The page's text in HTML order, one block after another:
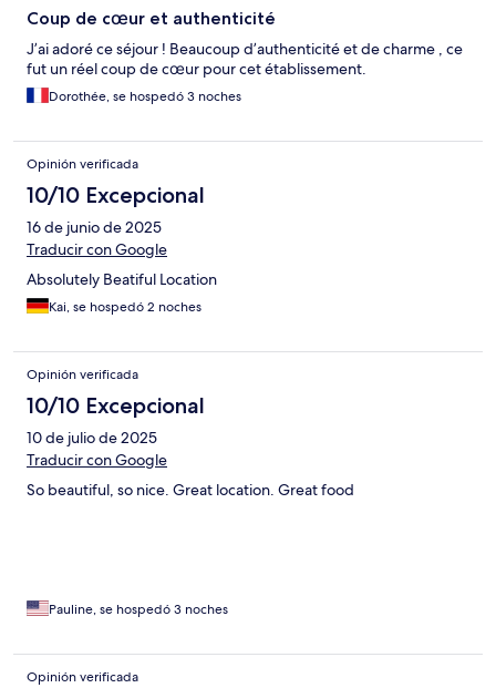
Coup de cœur et authenticité
J’ai adoré ce séjour ! Beaucoup d’authenticité et de charme , ce
fut un réel coup de cœur pour cet établissement.
Dorothée, se hospedó 3 noches
Opinión verificada
10/10 Excepcional
16 de junio de 2025
Traducir con Google
Absolutely Beatiful Location
Kai, se hospedó 2 noches
Opinión verificada
10/10 Excepcional
10 de julio de 2025
Traducir con Google
So beautiful, so nice. Great location. Great food
Pauline, se hospedó 3 noches
Opinión verificada